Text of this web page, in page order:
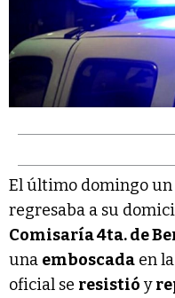
El último domingo
regresaba a su
Comisaría 4ta. de
una emboscada en la
oficial se resistió y